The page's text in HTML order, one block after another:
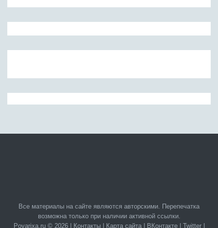
Все материалы на сайте являются авторскими. Перепечатка
возможна только при наличии активной ссылки.
Povarixa.ru © 2026 |
Контакты| Карта сайта| ВКонтакте| Twitter|